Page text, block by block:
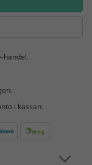
handel.
i kassan.